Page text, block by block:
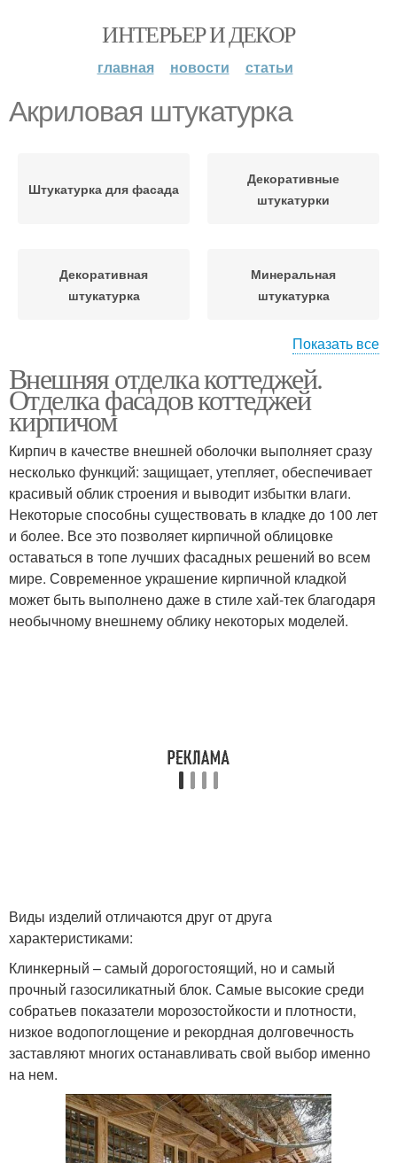
ИНТЕРЬЕР И ДЕКОР
главная новости статьи
Акриловая штукатурка
Штукатурка для фасада
Декоративные
штукатурки
Декоративная
штукатурка
Минеральная
штукатурка
Силикатная штукатурка
Силиконовая
штукатурка
Показать все
Внешняя отделка коттеджей.
Отделка фасадов коттеджей
кирпичом
Кирпич в качестве внешней оболочки выполняет сразу
несколько функций: защищает, утепляет, обеспечивает
красивый облик строения и выводит избытки влаги.
Некоторые способны существовать в кладке до 100 лет
и более. Все это позволяет кирпичной облицовке
оставаться в топе лучших фасадных решений во всем
мире. Современное украшение кирпичной кладкой
может быть выполнено даже в стиле хай-тек благодаря
необычному внешнему облику некоторых моделей.
Виды изделий отличаются друг от друга
характеристиками:
Клинкерный – самый дорогостоящий, но и самый
прочный газосиликатный блок. Самые высокие среди
собратьев показатели морозостойкости и плотности,
низкое водопоглощение и рекордная долговечность
заставляют многих останавливать свой выбор именно
на нем.